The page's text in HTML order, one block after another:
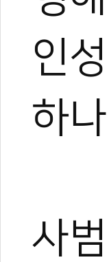
인
하
사